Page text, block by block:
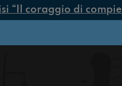
“Il coraggio di